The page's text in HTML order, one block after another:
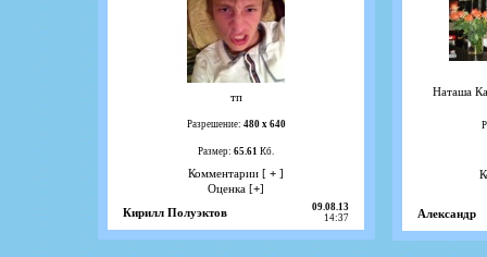
тп
Разрешение: 480 х 640
Размер: 65.61 Кб.
Комментарии [ + ]
Оценка [+]
Кирилл Полуэктов
09.08.13
14:37
Наташа
Александр